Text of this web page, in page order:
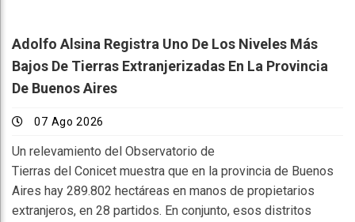
Adolfo Alsina Registra Uno De Los Niveles Más
Bajos De Tierras Extranjerizadas En La Provincia
De Buenos Aires
07 Ago 2026
Un relevamiento del Observatorio de
Tierras del Conicet muestra que en la provincia de Buenos
Aires hay 289.802 hectáreas en manos de propietarios
extranjeros, en 28 partidos. En conjunto, esos distritos